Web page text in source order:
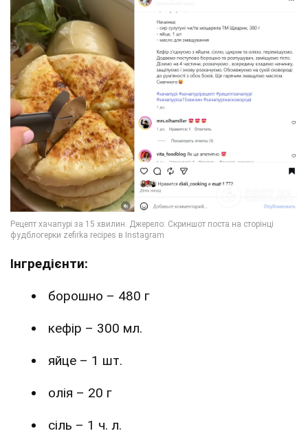
Інгредієнти:
борошно – 480 г
кефір – 300 мл.
яйце – 1 шт.
олія – 20 г
сіль – 1 ч. л.